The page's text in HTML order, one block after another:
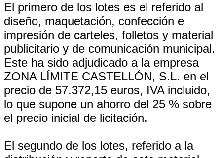
El primero de los lotes es el referido al
diseño, maquetación, confección e
impresión de carteles, folletos y material
publicitario y de comunicación municipal.
Este ha sido adjudicado a la empresa
ZONA LÍMITE CASTELLÓN, S.L. en el
precio de 57.372,15 euros, IVA incluido,
lo que supone un ahorro del 25 % sobre
el precio inicial de licitación.
El segundo de los lotes, referido a la